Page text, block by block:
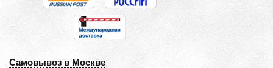
Самовывоз в Москве